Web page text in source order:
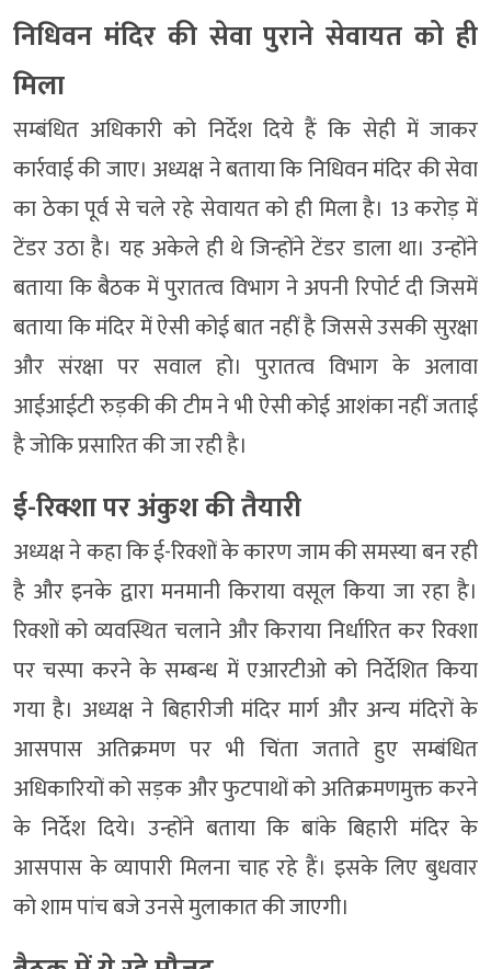
निधिवन मंदिर की सेवा पुराने सेवायत को ही
मिला
सम्बंधित अधिकारी को निर्देश दिये हैं कि सेही में जाकर
कार्रवाई की जाए। अध्यक्ष ने बताया कि निधिवन मंदिर की सेवा
का ठेका पूर्व से चले रहे सेवायत को ही मिला है। 13 करोड़ में
टेंडर उठा है। यह अकेले ही थे जिन्होंने टेंडर डाला था। उन्होंने
बताया कि बैठक में पुरातत्व विभाग ने अपनी रिपोर्ट दी जिसमें
बताया कि मंदिर में ऐसी कोई बात नहीं है जिससे उसकी सुरक्षा
और संरक्षा पर सवाल हो। पुरातत्व विभाग के अलावा
आईआईटी रुड़की की टीम ने भी ऐसी कोई आशंका नहीं जताई
है जोकि प्रसारित की जा रही है।
ई-रिक्शा पर अंकुश की तैयारी
अध्यक्ष ने कहा कि ई-रिक्शों के कारण जाम की समस्या बन रही
है और इनके द्वारा मनमानी किराया वसूल किया जा रहा है।
रिक्शों को व्यवस्थित चलाने और किराया निर्धारित कर रिक्शा
पर चस्पा करने के सम्बन्ध में एआरटीओ को निर्देशित किया
गया है। अध्यक्ष ने बिहारीजी मंदिर मार्ग और अन्य मंदिरों के
आसपास अतिक्रमण पर भी चिंता जताते हुए सम्बंधित
अधिकारियों को सड़क और फुटपाथों को अतिक्रमणमुक्त करने
के निर्देश दिये। उन्होंने बताया कि बांके बिहारी मंदिर के
आसपास के व्यापारी मिलना चाह रहे हैं। इसके लिए बुधवार
को शाम पांच बजे उनसे मुलाकात की जाएगी।